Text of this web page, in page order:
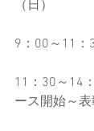
（日）
9：00～11：
11：30～14
ース開始～